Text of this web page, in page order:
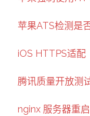
苹果ATS检测是
iOS HTTPS适配
腾讯质量开放测
nginx 服务器重